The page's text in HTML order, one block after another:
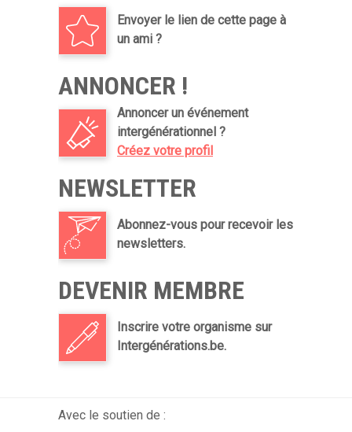
Envoyer le lien de cette page à
un ami ?
ANNONCER !
Annoncer un événement
intergénérationnel ?
Créez votre profil
NEWSLETTER
Abonnez-vous pour recevoir les
newsletters.
DEVENIR MEMBRE
Inscrire votre organisme sur
Intergénérations.be.
Avec le soutien de :